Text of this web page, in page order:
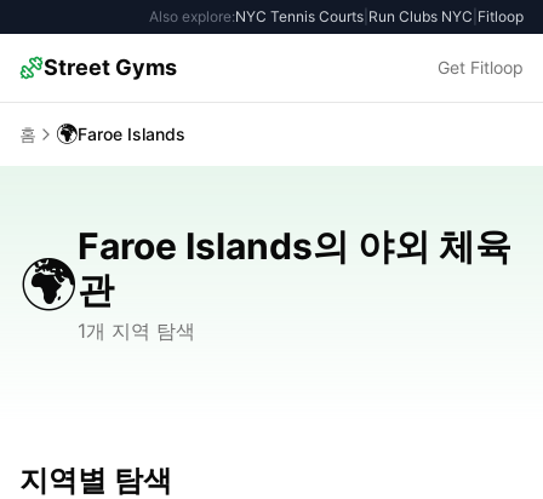
Also explore:NYC Tennis Courts Run Clubs NYC Fitloop
Street Gyms Get Fitloop
홈 🌍Faroe Islands
🌍
Faroe Islands의 야외 체육
관
1개 지역 탐색
지역별 탐색